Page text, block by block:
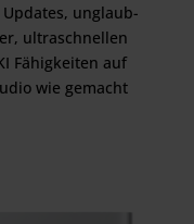
Updates, unglaub­
ultra­schnellen
Fähig­keiten auf
wie gemacht